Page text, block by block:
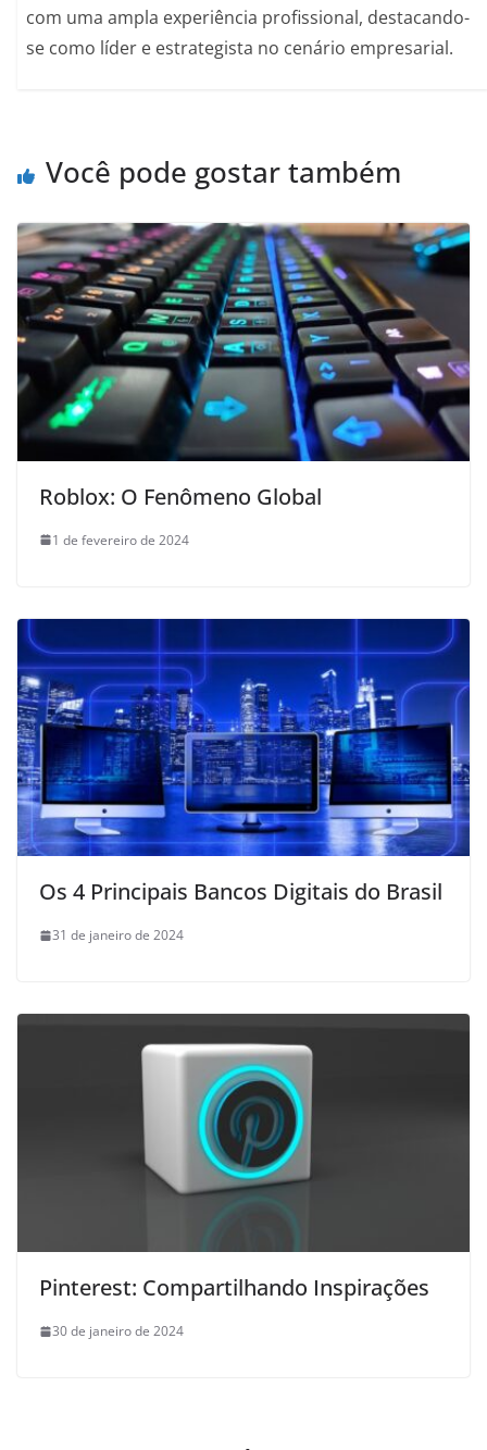
com uma ampla experiência profissional, destacando-
se como líder e estrategista no cenário empresarial.
Você pode gostar também
Roblox: O Fenômeno Global
1 de fevereiro de 2024
Os 4 Principais Bancos Digitais do Brasil
31 de janeiro de 2024
Pinterest: Compartilhando Inspirações
30 de janeiro de 2024